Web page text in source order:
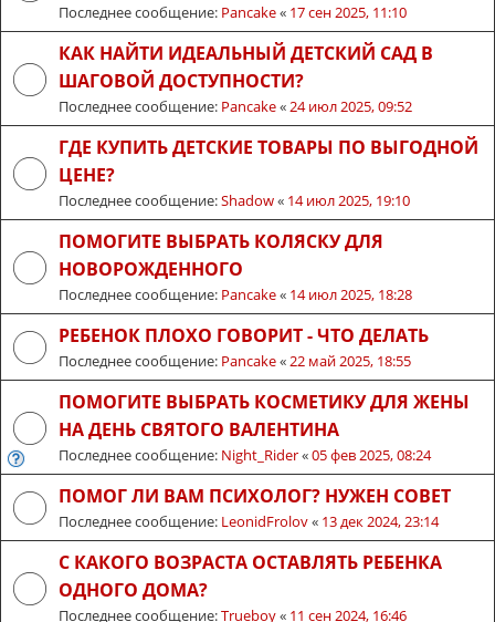
Последнее сообщение: Pancake« 17 сен 2025, 11:10
КАК НАЙТИ ИДЕАЛЬНЫЙ ДЕТСКИЙ САД В
ШАГОВОЙ ДОСТУПНОСТИ?
Последнее сообщение: Pancake« 24 июл 2025, 09:52
ГДЕ КУПИТЬ ДЕТСКИЕ ТОВАРЫ ПО ВЫГОДНОЙ
ЦЕНЕ?
Последнее сообщение:Shadow« 14 июл 2025, 19:10
ПОМОГИТЕ ВЫБРАТЬ КОЛЯСКУ ДЛЯ
НОВОРОЖДЕННОГО
Последнее сообщение: Pancake« 14 июл 2025, 18:28
РЕБЕНОК ПЛОХО ГОВОРИТ - ЧТО ДЕЛАТЬ
Последнее сообщение: Pancake« 22 май 2025, 18:55
ПОМОГИТЕ ВЫБРАТЬ КОСМЕТИКУ ДЛЯ ЖЕНЫ
НА ДЕНЬ СВЯТОГО ВАЛЕНТИНА
Последнее сообщение: Night_Rider«05 фев 2025, 08:24
ПОМОГ ЛИ ВАМ ПСИХОЛОГ? НУЖЕН СОВЕТ
Последнее сообщение: LeonidFrolov« 13 дек 2024, 23:14
С КАКОГО ВОЗРАСТА ОСТАВЛЯТЬ РЕБЕНКА
ОДНОГО ДОМА?
Последнее сообщение:Trueboy« 11 сен 2024, 16:46